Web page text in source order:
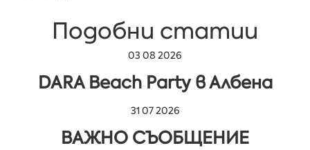
Подобни статии
03 08 2026
DARA Beach Party в Албена
31 07 2026
ВАЖНО СЪОБЩЕНИЕ